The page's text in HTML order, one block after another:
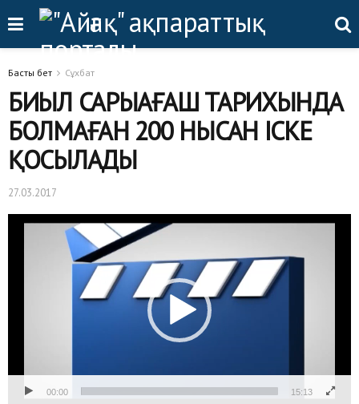
Басты бет Сұхбат
БИЫЛ САРЫАҒАШ ТАРИХЫНДА
БОЛМАҒАН 200 НЫСАН ІСКЕ
ҚОСЫЛАДЫ
27.03.2017
Видеоплеер
00:00 15:13